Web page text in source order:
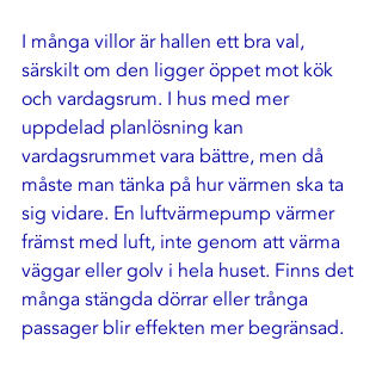
I många villor är hallen ett bra val,
särskilt om den ligger öppet mot kök
och vardagsrum. I hus med mer
uppdelad planlösning kan
vardagsrummet vara bättre, men då
måste man tänka på hur värmen ska ta
sig vidare. En luftvärmepump värmer
främst med luft, inte genom att värma
väggar eller golv i hela huset. Finns det
många stängda dörrar eller trånga
passager blir effekten mer begränsad.